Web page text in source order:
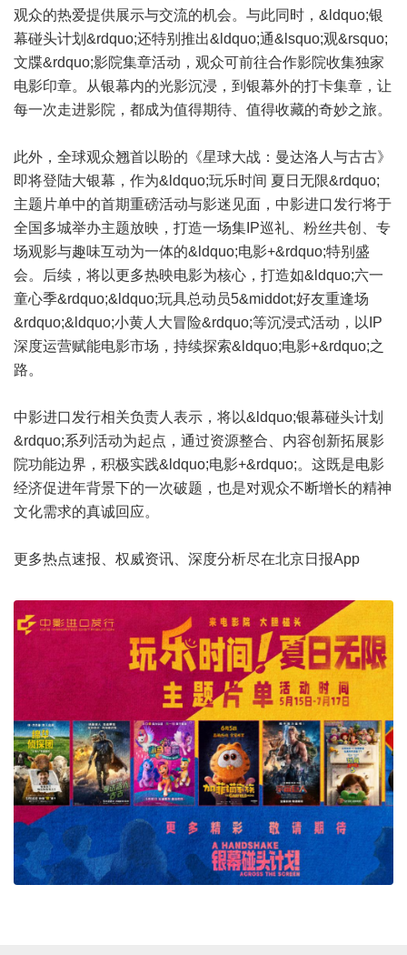
观众的热爱提供展示与交流的机会。与此同时，&ldquo;银
幕碰头计划&rdquo;还特别推出&ldquo;通&lsquo;观&rsquo;
文牒&rdquo;影院集章活动，观众可前往合作影院收集独家
电影印章。从银幕内的光影沉浸，到银幕外的打卡集章，让
每一次走进影院，都成为值得期待、值得收藏的奇妙之旅。
此外，全球观众翘首以盼的《星球大战：曼达洛人与古古》
即将登陆大银幕，作为&ldquo;玩乐时间 夏日无限&rdquo;
主题片单中的首期重磅活动与影迷见面，中影进口发行将于
全国多城举办主题放映，打造一场集IP巡礼、粉丝共创、专
场观影与趣味互动为一体的&ldquo;电影+&rdquo;特别盛
会。后续，将以更多热映电影为核心，打造如&ldquo;六一
童心季&rdquo;&ldquo;玩具总动员5&middot;好友重逢场
&rdquo;&ldquo;小黄人大冒险&rdquo;等沉浸式活动，以IP
深度运营赋能电影市场，持续探索&ldquo;电影+&rdquo;之
路。
中影进口发行相关负责人表示，将以&ldquo;银幕碰头计划
&rdquo;系列活动为起点，通过资源整合、内容创新拓展影
院功能边界，积极实践&ldquo;电影+&rdquo;。这既是电影
经济促进年背景下的一次破题，也是对观众不断增长的精神
文化需求的真诚回应。
更多热点速报、权威资讯、深度分析尽在北京日报App